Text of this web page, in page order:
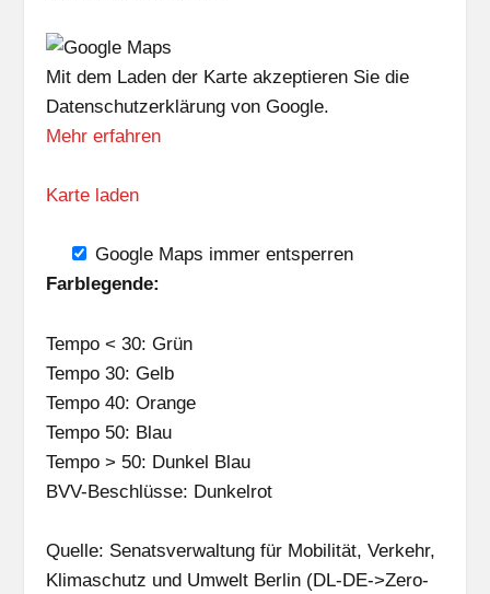
Mit dem Laden der Karte akzeptieren Sie die
Datenschutzerklärung von Google.
Mehr erfahren
Karte laden
Google Maps immer entsperren
Farblegende:
Tempo < 30: Grün
Tempo 30: Gelb
Tempo 40: Orange
Tempo 50: Blau
Tempo > 50: Dunkel Blau
BVV-Beschlüsse: Dunkelrot
Quelle: Senatsverwaltung für Mobilität, Verkehr,
Klimaschutz und Umwelt Berlin (DL-DE->Zero-